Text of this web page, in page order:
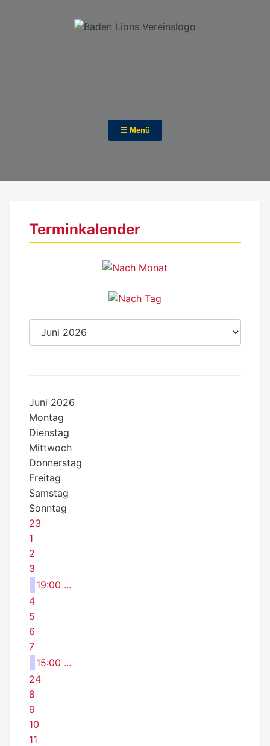
☰ Menü
Terminkalender
Juni 2026
Montag
Dienstag
Mittwoch
Donnerstag
Freitag
Samstag
Sonntag
23
1
2
3
19:00 ...
4
5
6
7
15:00 ...
24
8
9
10
11